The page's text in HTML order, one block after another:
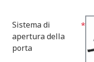
Sistema di
apertura della
porta